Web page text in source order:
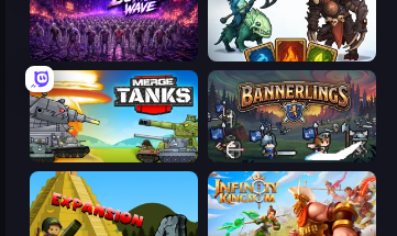
Idle Zombie Wave: Survivors Dark Stones: Card Battle RPG
Merge Master Tanks: Tank Wars Bannerlings